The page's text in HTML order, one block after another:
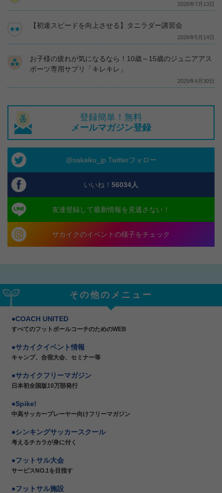
2026年7月13日
【初速スピードを向上させる】タニラダー講習会
2026年5月14日
お子様の疲れが気になるなら！10歳～15歳のジュニアアス
ポーツ専用サプリ「キレキレ」
2025年4月30日
登録簡単！無料
メールマガジン登録
@sakaiku_jp Twitterフォロー
いいね！ 56034人
友達登録して最新情報を見逃さない！
サカイクのイベントの様子をチェック
その他のメニュー
COACH UNITED
すべてのフットボールコーチのためのWEB
サカイクイベント情報
キャンプ、合宿大会、セミナー等
サカイクフリーマガジン
日本初全国版10万部発行
Spike!
中高サッカープレーヤー向けフリーマガジン
シンキングサッカースクール
考えるチカラが身に付く
フットサル大会
サービスNO.1を目指す
フットサル施設